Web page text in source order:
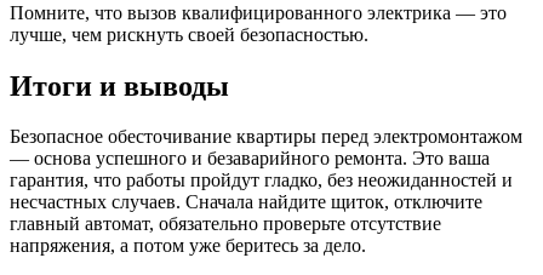
Помните, что вызов квалифицированного электрика — это
лучше, чем рискнуть своей безопасностью.
Итоги и выводы
Безопасное обесточивание квартиры перед электромонтажом
— основа успешного и безаварийного ремонта. Это ваша
гарантия, что работы пройдут гладко, без неожиданностей и
несчастных случаев. Сначала найдите щиток, отключите
главный автомат, обязательно проверьте отсутствие
напряжения, а потом уже беритесь за дело.